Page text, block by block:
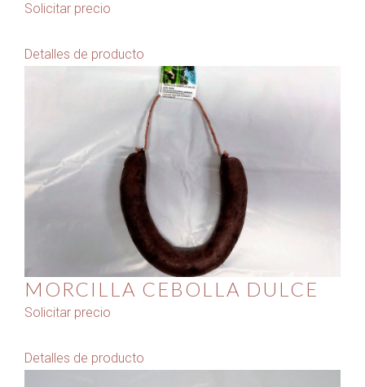
Solicitar precio
Detalles de producto
MORCILLA CEBOLLA DULCE
Solicitar precio
Detalles de producto